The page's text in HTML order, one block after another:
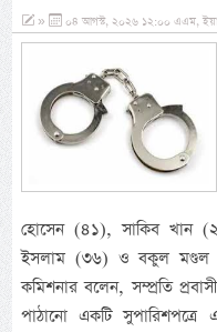
» ০৪ আগস্ট, ২০২৬ ১২:০০ এএম,
হোসেন (৪১), সাকিব খান
ইসলাম (৩৬) ও বকুল মণ্ডল
কমিশনার বলেন, সম্প্রতি
পাঠানো একটি সুপারিশপত্রে